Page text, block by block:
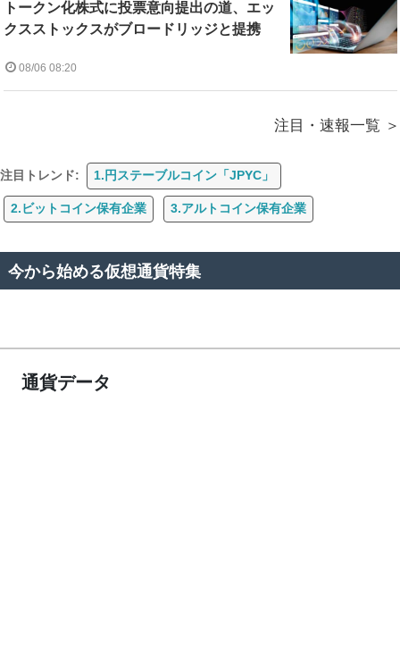
トークン化株式に投票意向提出の道、エッ
クスストックスがブロードリッジと提携
08/06 08:20
注目・速報一覧
注目トレンド: 1.円ステーブルコイン「JPYC」
2.ビットコイン保有企業 3.アルトコイン保有企業
今から始める仮想通貨特集
通貨データ